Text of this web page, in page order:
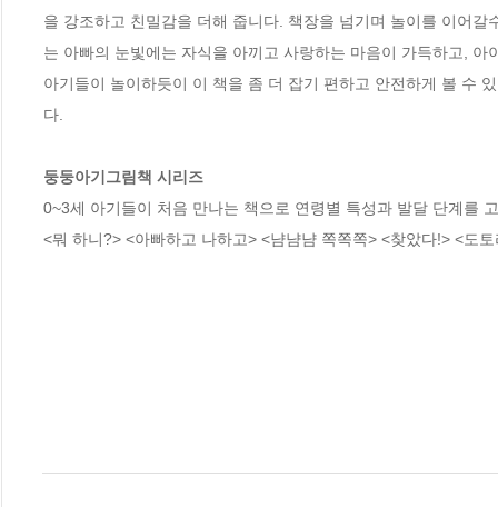
을 강조하고 친밀감을 더해 줍니다. 책장을 넘기며 놀이를 이어
는 아빠의 눈빛에는 자식을 아끼고 사랑하는 마음이 가득하고,
아기들이 놀이하듯이 이 책을 좀 더 잡기 편하고 안전하게 볼 수
다.
둥둥아기그림책 시리즈
0~3세 아기들이 처음 만나는 책으로 연령별 특성과 발달 단계를
<뭐 하니?> <아빠하고 나하고> <냠냠냠 쪽쪽쪽> <찾았다!> <도